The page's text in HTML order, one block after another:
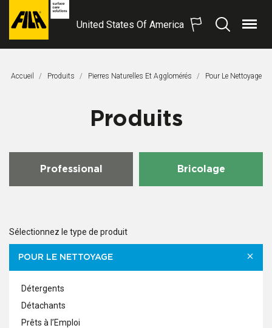
FILA
S.p.A.
United States Of America
Recherche
Menu
Accueil Produits Pierres Naturelles Et Agglomérés Page Actuelle:
Pour Le Nettoyage
Produits
Professional Bricolage
Sélectionnez le type de produit
POUR LE NETTOYAGE
Détergents
Détachants
Prêts à l’Emploi